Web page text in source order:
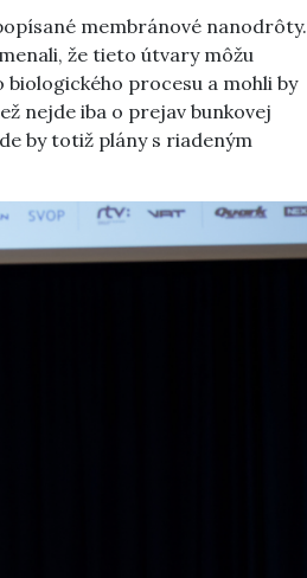
membránové nanodrôty.
že tieto útvary môžu
procesu a mohli by
nejde iba o prejav bunkovej
by totiž plány s riadeným